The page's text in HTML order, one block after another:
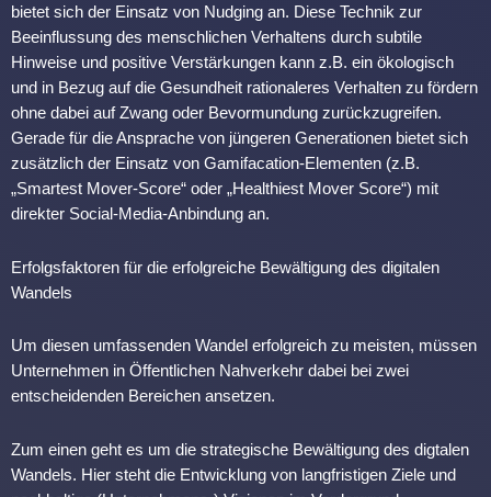
bietet sich der Einsatz von Nudging an. Diese Technik zur
Beeinflussung des menschlichen Verhaltens durch subtile
Hinweise und positive Verstärkungen kann z.B. ein ökologisch
und in Bezug auf die Gesundheit rationaleres Verhalten zu fördern
ohne dabei auf Zwang oder Bevormundung zurückzugreifen.
Gerade für die Ansprache von jüngeren Generationen bietet sich
zusätzlich der Einsatz von Gamifacation-Elementen (z.B.
„Smartest Mover-Score“ oder „Healthiest Mover Score“) mit
direkter Social-Media-Anbindung an.
Erfolgsfaktoren für die erfolgreiche Bewältigung des digitalen
Wandels
Um diesen umfassenden Wandel erfolgreich zu meisten, müssen
Unternehmen in Öffentlichen Nahverkehr dabei bei zwei
entscheidenden Bereichen ansetzen.
Zum einen geht es um die strategische Bewältigung des digtalen
Wandels. Hier steht die Entwicklung von langfristigen Ziele und